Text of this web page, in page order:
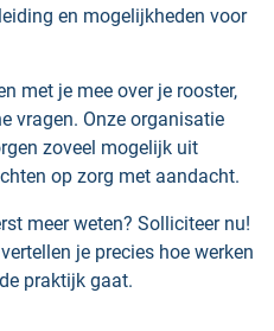
en mogelijkheden voor
met je mee over je rooster,
vragen. Onze organisatie
zoveel mogelijk uit
op zorg met aandacht.
meer weten? Solliciteer nu!
je precies hoe werken
praktijk gaat.